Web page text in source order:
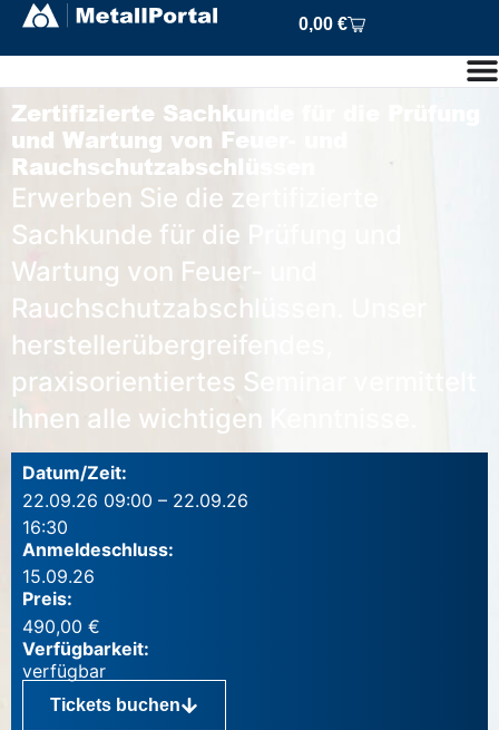
0,00 €
Zertifizierte Sachkunde für die Prüfung
und Wartung von Feuer- und
Rauchschutzabschlüssen
Erwerben Sie die zertifizierte
Sachkunde für die Prüfung und
Wartung von Feuer- und
Rauchschutzabschlüssen. Unser
herstellerübergreifendes,
praxisorientiertes Seminar vermittelt
Ihnen alle wichtigen Kenntnisse.
Datum/Zeit:
22.09.26 09:00 – 22.09.26
16:30
Anmeldeschluss:
15.09.26
Preis:
490,00 €
Verfügbarkeit:
Tickets buchen